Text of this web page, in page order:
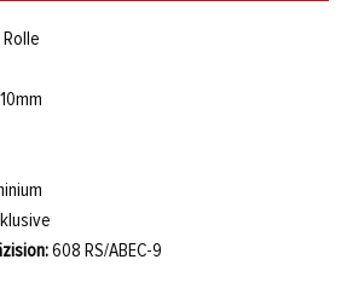
608 RS/ABEC-9